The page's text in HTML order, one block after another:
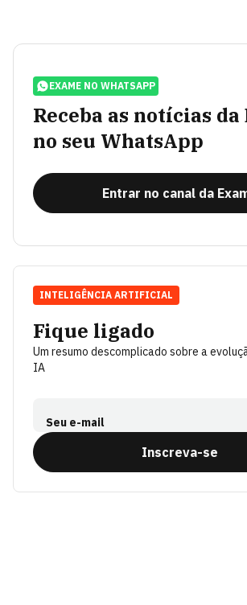
EXAME NO WHATSAPP
Receba as notícias da
no seu WhatsApp
Entrar no canal da
Fique ligado
Um resumo descomplicado sobre a
IA
Seu e-mail
Inscreva-se
INTELIGÊNCIA ARTIFICIAL